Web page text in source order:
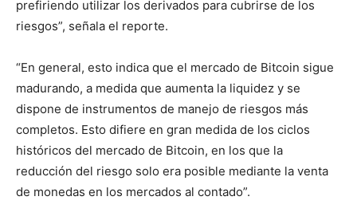
prefiriendo utilizar los derivados para cubrirse de los
riesgos”, señala el reporte.
“En general, esto indica que el mercado de Bitcoin sigue
madurando, a medida que aumenta la liquidez y se
dispone de instrumentos de manejo de riesgos más
completos. Esto difiere en gran medida de los ciclos
históricos del mercado de Bitcoin, en los que la
reducción del riesgo solo era posible mediante la venta
de monedas en los mercados al contado”.